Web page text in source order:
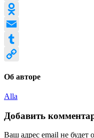
Evernote
Odnoklassniki
Email
Tumblr
Об авторе
Alla
Добавить
Ваш адрес email не будет